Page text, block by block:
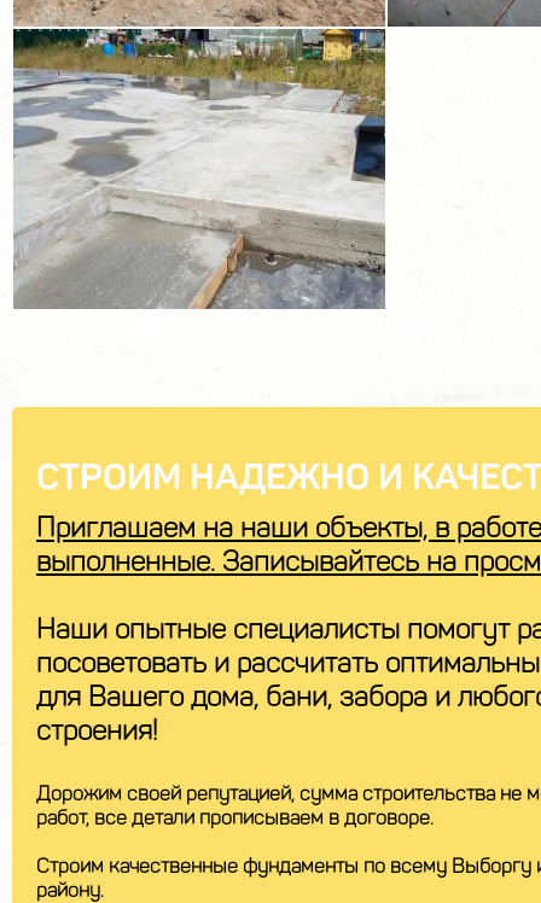
СТРОИМ НАДЕЖНО И
Приглашаем на наши объекты, в
выполненные. Записывайтесь на
Наши опытные специалисты помогут
посоветовать и рассчитать
для Вашего дома, бани, забора и
строения!
Дорожим своей репутацией, сумма строительства не
работ, все детали прописываем в договоре.
Строим качественные фундаменты по всему Выборгу
району.